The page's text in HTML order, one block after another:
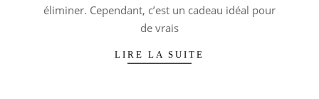
éliminer. Cependant, c’est un cadeau idéal pour
de vrais
LIRE LA SUITE